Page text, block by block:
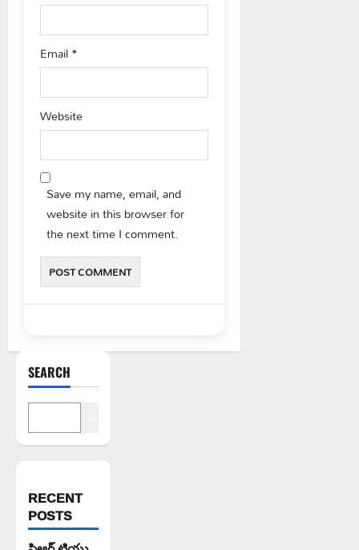
Email*
Website
Save my name, email, and
website in this browser for
the next time I comment.
SEARCH
RECENT
POSTS